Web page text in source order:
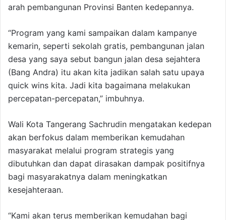
arah pembangunan Provinsi Banten kedepannya.
“Program yang kami sampaikan dalam kampanye
kemarin, seperti sekolah gratis, pembangunan jalan
desa yang saya sebut bangun jalan desa sejahtera
(Bang Andra) itu akan kita jadikan salah satu upaya
quick wins kita. Jadi kita bagaimana melakukan
percepatan-percepatan,” imbuhnya.
Wali Kota Tangerang Sachrudin mengatakan kedepan
akan berfokus dalam memberikan kemudahan
masyarakat melalui program strategis yang
dibutuhkan dan dapat dirasakan dampak positifnya
bagi masyarakatnya dalam meningkatkan
kesejahteraan.
“Kami akan terus memberikan kemudahan bagi